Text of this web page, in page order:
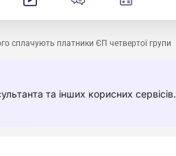
сплачують платники ЄП четвертої групи
та інших корисних сервісів.